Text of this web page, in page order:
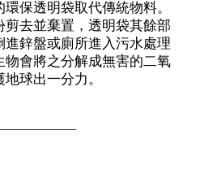
保透明袋取代傳統物料。
剪去並棄置，透明袋其餘部
進鋅盤或廁所進入污水處理
物會將之分解成無害的二氧
球出一分力。